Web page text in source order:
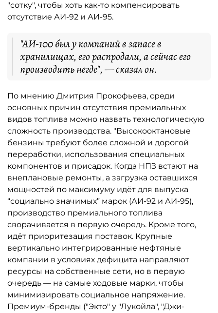
"сотку", чтобы хоть как-то компенсировать
отсутствие АИ-92 и АИ-95.
"АИ-100 был у компаний в запасе в
хранилищах, его распродали, а сейчас его
производить негде", — сказал он.
По мнению Дмитрия Прокофьева, среди
основных причин отсутствия премиальных
видов топлива можно назвать технологическую
сложность производства. "Высокооктановые
бензины требуют более сложной и дорогой
переработки, использования специальных
компонентов и присадок. Когда НПЗ встают на
внеплановые ремонты, а загрузка оставшихся
мощностей по максимуму идёт для выпуска
“социально значимых” марок (АИ-92 и АИ-95),
производство премиального топлива
сворачивается в первую очередь. Кроме того,
идёт приоритезация поставок. Крупные
вертикально интегрированные нефтяные
компании в условиях дефицита направляют
ресурсы на собственные сети, но в первую
очередь — на самые ходовые марки, чтобы
минимизировать социальное напряжение.
Премиум-бренды ("Экто" у "Лукойла", "Джи-